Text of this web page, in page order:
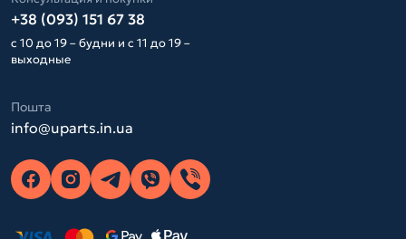
+38 (093) 151 67 38
с 10 до 19 – будни и с 11 до 19 –
выходные
Пошта
info@uparts.in.ua